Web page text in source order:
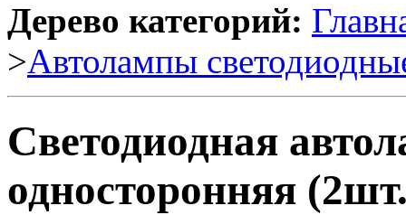
Дерево категорий:
>Автолампы
Светодиодная
односторонняя